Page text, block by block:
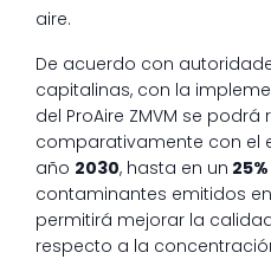
aire.
De acuerdo con
capitalinas, con la
del ProAire ZMVM se podrá
comparativamente con el
año 2030, hasta en un 25%
contaminantes emitidos
permitirá mejorar la
respecto a la